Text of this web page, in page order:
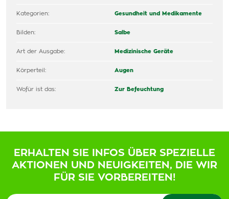
Kategorien: Gesundheit und Medikamente
Bilden: Salbe
Art der Ausgabe: Medizinische Geräte
Körperteil: Augen
Wofür ist das: Zur Befeuchtung
ERHALTEN SIE INFOS ÜBER SPEZIELLE
AKTIONEN UND NEUIGKEITEN, DIE WIR
FÜR SIE VORBEREITEN!